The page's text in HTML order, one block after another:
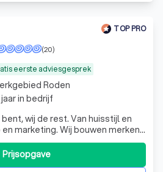
TOP PRO
eerste adviesgesprek
(20)
wij de rest. Van huisstijl en
marketing. Wij bouwen merken,
focus. Wij zijn jouw
Prijsopgave
Roden
jaar in bedrijf